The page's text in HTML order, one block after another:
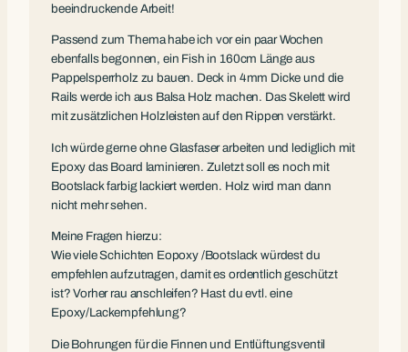
beeindruckende Arbeit!
Passend zum Thema habe ich vor ein paar Wochen
ebenfalls begonnen, ein Fish in 160cm Länge aus
Pappelsperrholz zu bauen. Deck in 4mm Dicke und die
Rails werde ich aus Balsa Holz machen. Das Skelett wird
mit zusätzlichen Holzleisten auf den Rippen verstärkt.
Ich würde gerne ohne Glasfaser arbeiten und lediglich mit
Epoxy das Board laminieren. Zuletzt soll es noch mit
Bootslack farbig lackiert werden. Holz wird man dann
nicht mehr sehen.
Meine Fragen hierzu:
Wie viele Schichten Eopoxy /Bootslack würdest du
empfehlen aufzutragen, damit es ordentlich geschützt
ist? Vorher rau anschleifen? Hast du evtl. eine
Epoxy/Lackempfehlung?
Die Bohrungen für die Finnen und Entlüftungsventil